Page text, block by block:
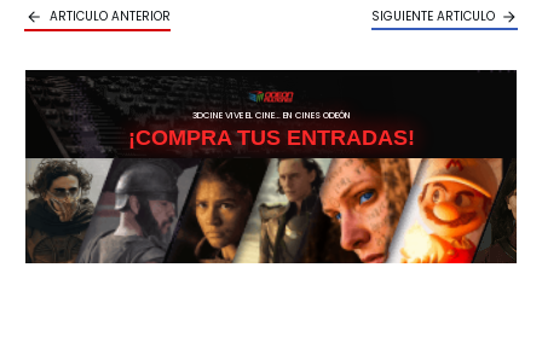
ARTICULO ANTERIOR SIGUIENTE ARTICULO
3DCINE VIVE EL CINE… EN CINES ODEÓN
¡COMPRA TUS ENTRADAS!